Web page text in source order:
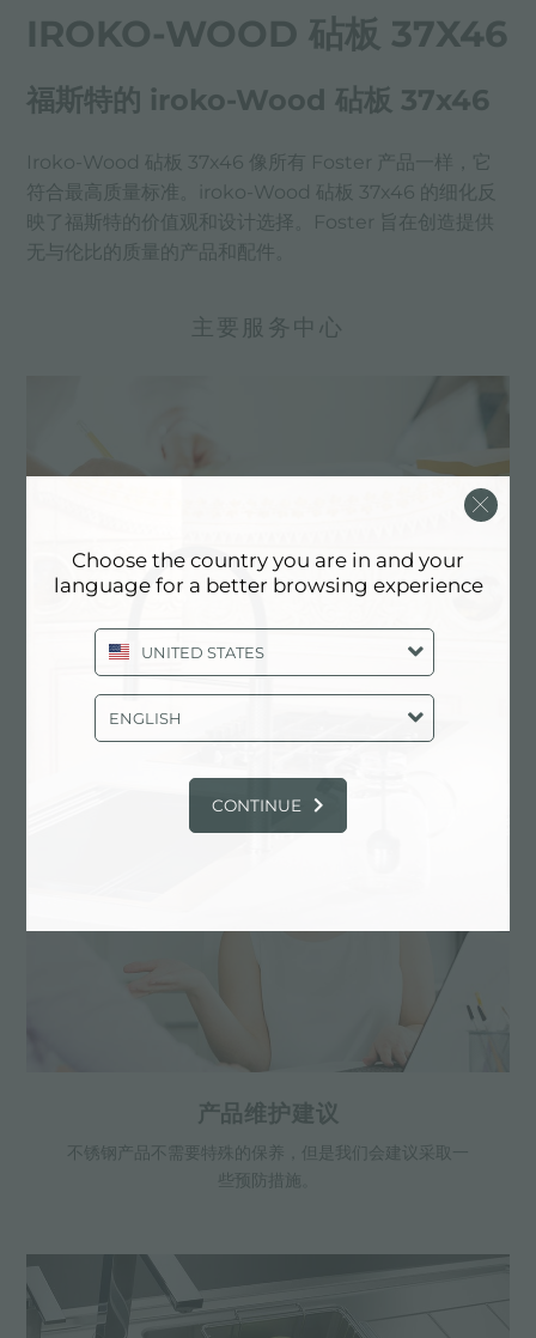
IROKO-WOOD 砧板 37X46
福斯特的 iroko-Wood 砧板 37x46
Iroko-Wood 砧板 37x46 像所有 Foster 产品一样，它
符合最高质量标准。iroko-Wood 砧板 37x46 的细化反
映了福斯特的价值观和设计选择。Foster 旨在创造提供
无与伦比的质量的产品和配件。
主要服务中心
定制化设计
实现定制化是Foster产品的独特元素。
产品维护建议
不锈钢产品不需要特殊的保养，但是我们会建议采取一
些预防措施。
Choose the country you are in and your
language for a better browsing experience
UNITED STATES
ENGLISH
CONTINUE